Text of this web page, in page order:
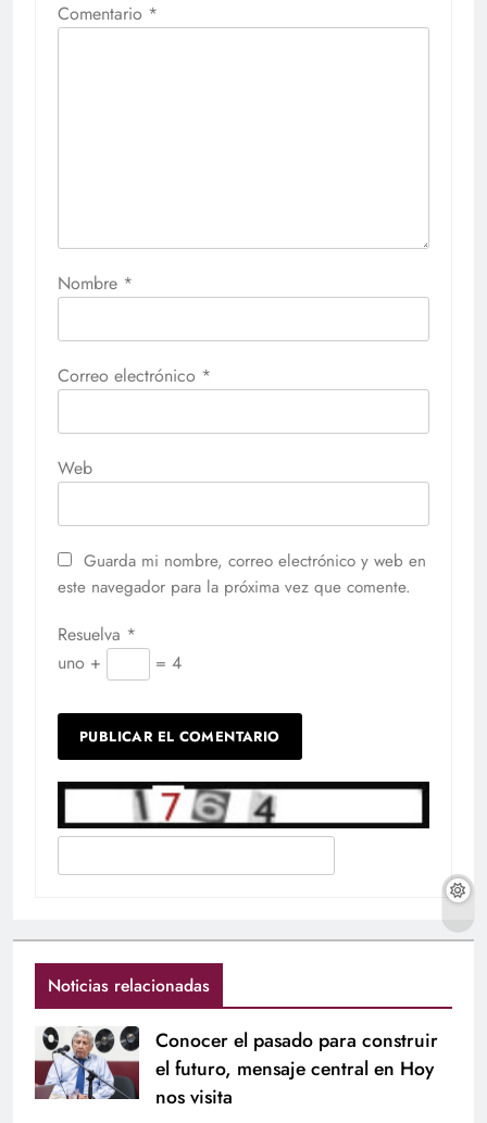
Comentario *
Nombre *
Correo electrónico *
Web
Guarda mi nombre, correo electrónico y web en
este navegador para la próxima vez que comente.
Resuelva *
uno +
= 4
Noticias relacionadas
Conocer el pasado para construir
el futuro, mensaje central en Hoy
nos visita